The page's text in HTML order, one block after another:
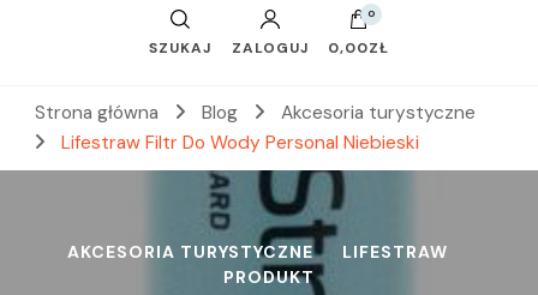
SZUKAJ ZALOGUJ
0
0,00ZŁ
Strona główna Blog
Akcesoria turystyczne
Lifestraw Filtr Do Wody Personal Niebieski
AKCESORIA TURYSTYCZNE
LIFESTRAW
PRODUKT